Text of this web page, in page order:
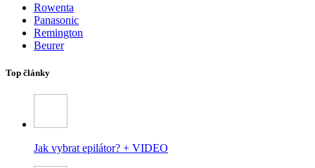
Rowenta
Panasonic
Remington
Beurer
Top články
Jak vybrat epilátor? + VIDEO